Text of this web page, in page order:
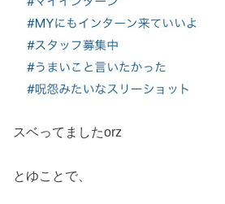
スベってましたorz
とゆことで、